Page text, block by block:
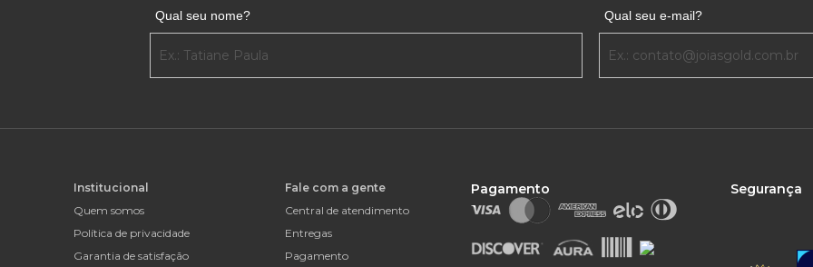
Qual seu nome? Qual seu e-mail?
Institucional
Quem somos
Política de privacidade
Garantia de satisfação
Fale com a gente
Central de atendimento
Entregas
Pagamento
Pagamento Segurança